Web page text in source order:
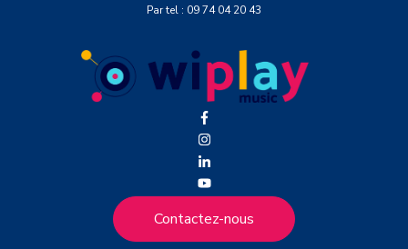
Par tel : 09 74 04 20 43
Contactez-nous